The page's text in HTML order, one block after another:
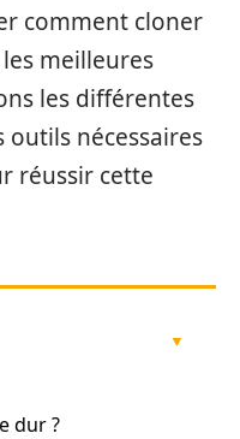
comment cloner
meilleures
les différentes
outils nécessaires
réussir cette
dur ?